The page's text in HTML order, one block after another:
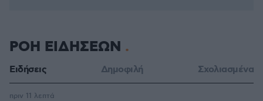
ΡΟΗ ΕΙΔΗΣΕΩΝ
Ειδήσεις Δημοφιλή Σχολιασμένα
πριν 11 λεπτά